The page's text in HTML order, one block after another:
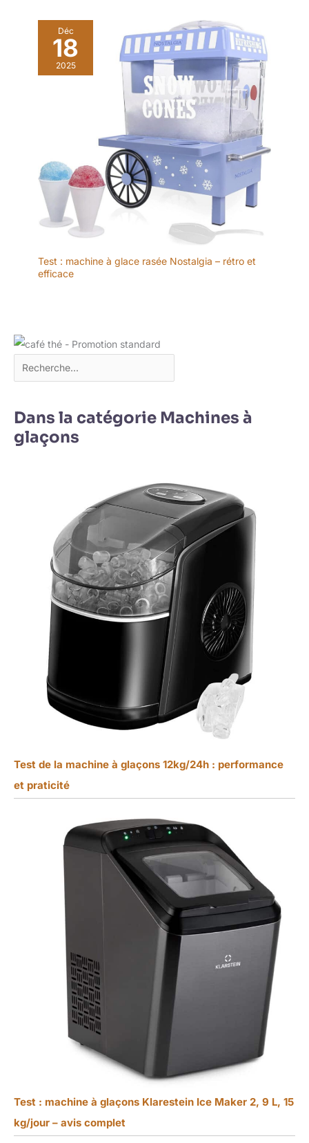
Déc
18
2025
Test : machine à glace rasée Nostalgia – rétro et
efficace
Dans la catégorie Machines à
glaçons
Test de la machine à glaçons 12kg/24h : performance
et praticité
Test : machine à glaçons Klarestein Ice Maker 2, 9 L, 15
kg/jour – avis complet